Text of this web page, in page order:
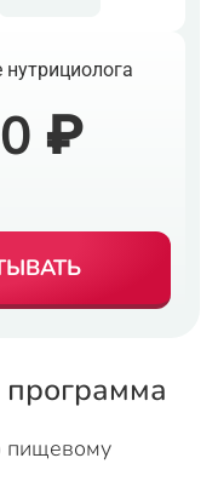
₽
программа
пищевому